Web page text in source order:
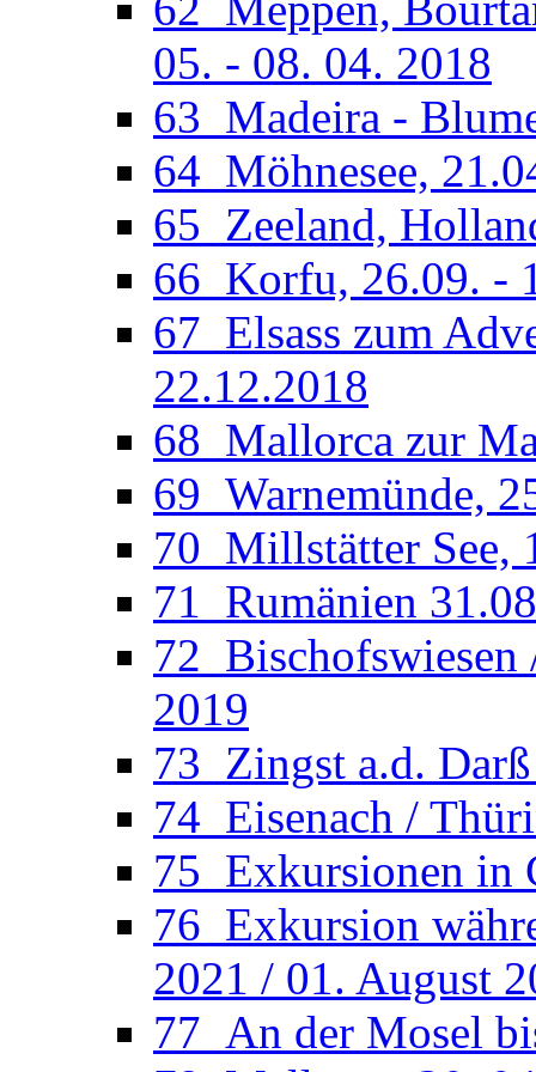
05. - 08. 04. 2018
63_Madeira -
64_Möhnesee,
65_Zeeland,
66_Korfu, 26.09. -
67_Elsass zum
22.12.2018
68_Mallorca zur
69_Warnemünde,
70_Millstätter See,
71_Rumänien
72_Bischofswiesen
2019
73_Zingst a.d.
74_Eisenach /
75_Exkursionen in
76_Exkursion
2021 / 01. August
77_An der Mosel